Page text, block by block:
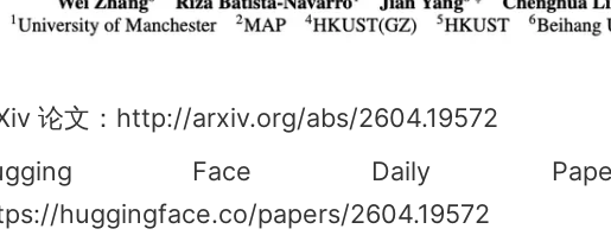
论文：http://arxiv.org/abs/2604.19572
Face Daily
huggingface.co/papers/2604.19572